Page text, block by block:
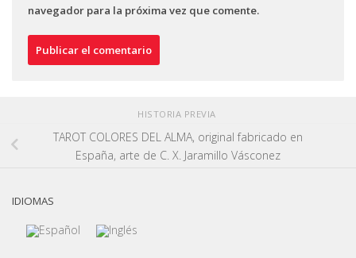
navegador para la próxima vez que comente.
HISTORIA PREVIA
TAROT COLORES DEL ALMA, original fabricado en
España, arte de C. X. Jaramillo Vásconez
IDIOMAS